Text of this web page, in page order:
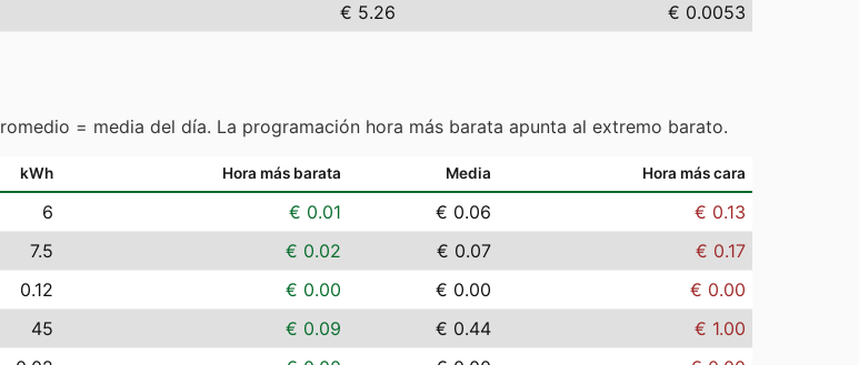
€ 5.26 € 0.0053
= media del día. La programación hora más barata apunta al extremo barato.
kWh Hora más barata Media Hora más cara
6 € 0.01 € 0.06
€ 0.13
7.5 € 0.02 € 0.07
€ 0.17
0.12 € 0.00 € 0.00
€ 0.00
45 € 0.09 € 0.44
€ 1.00